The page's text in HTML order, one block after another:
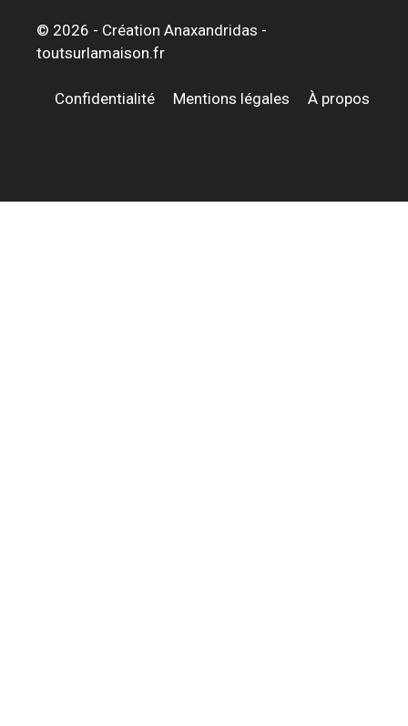
© 2026 - Création Anaxandridas -
toutsurlamaison.fr
Confidentialité Mentions légales À propos